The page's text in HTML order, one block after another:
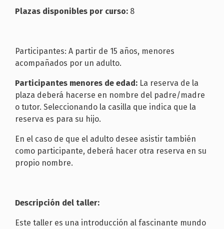
Plazas disponibles por curso: 8
Participantes: A partir de 15 años, menores
acompañados por un adulto.
Participantes menores de edad: La reserva de la
plaza deberá hacerse en nombre del padre/madre
o tutor. Seleccionando la casilla que indica que la
reserva es para su hijo.
En el caso de que el adulto desee asistir también
como participante, deberá hacer otra reserva en su
propio nombre.
Descripción del taller:
Este taller es una introducción al fascinante mundo